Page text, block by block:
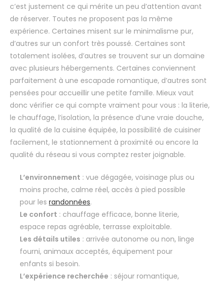
c’est justement ce qui mérite un peu d’attention avant
de réserver. Toutes ne proposent pas la même
expérience. Certaines misent sur le minimalisme pur,
d’autres sur un confort très poussé. Certaines sont
totalement isolées, d’autres se trouvent sur un domaine
avec plusieurs hébergements. Certaines conviennent
parfaitement à une escapade romantique, d’autres sont
pensées pour accueillir une petite famille. Mieux vaut
donc vérifier ce qui compte vraiment pour vous : la literie,
le chauffage, l’isolation, la présence d’une vraie douche,
la qualité de la cuisine équipée, la possibilité de cuisiner
facilement, le stationnement à proximité ou encore la
qualité du réseau si vous comptez rester joignable.
L’environnement : vue dégagée, voisinage plus ou
moins proche, calme réel, accès à pied possible
pour les randonnées.
Le confort : chauffage efficace, bonne literie,
espace repas agréable, terrasse exploitable.
Les détails utiles : arrivée autonome ou non, linge
fourni, animaux acceptés, équipement pour
enfants si besoin.
L’expérience recherchée : séjour romantique,